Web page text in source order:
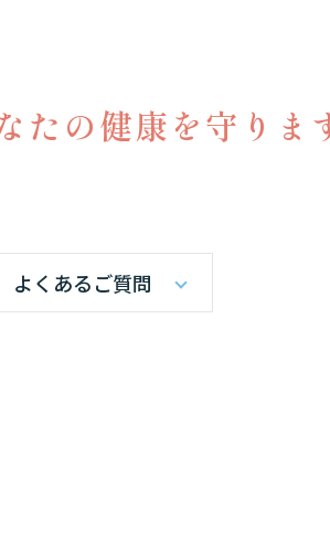
たの健康を守りま
よくあるご質問